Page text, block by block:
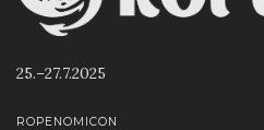
25.–27.7.2025
ROPENOMICON